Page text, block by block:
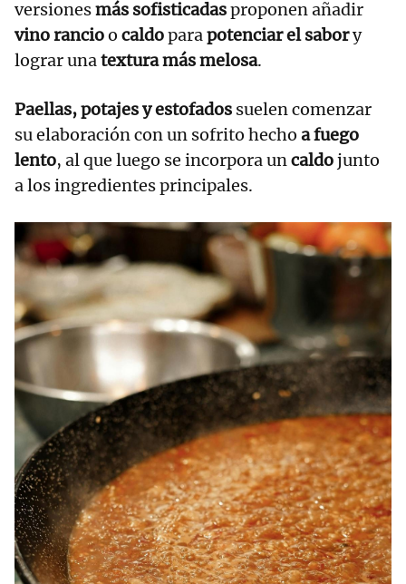
versionesmás sofisticadasproponen añadir
vino rancioo caldoparapotenciar el sabory
lograr unatextura más melosa.
Paellas, potajes y estofados suelen comenzar
su elaboración con un sofrito hecho a fuego
lento, al que luego se incorpora uncaldojunto
a los ingredientes principales.